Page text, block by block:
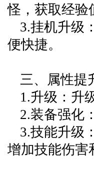
怪，获取经验
3.挂机升级
便快捷。
三、属性提
1.升级：升
2.装备强化
3.技能升级
增加技能伤害